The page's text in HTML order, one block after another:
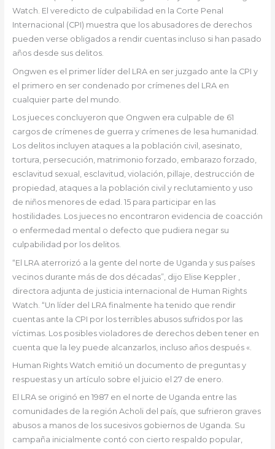
Watch. El veredicto de culpabilidad en la Corte Penal
Internacional (CPI) muestra que los abusadores de derechos
pueden verse obligados a rendir cuentas incluso si han pasado
años desde sus delitos.
Ongwen es el primer líder del LRA en ser juzgado ante la CPI y
el primero en ser condenado por crímenes del LRA en
cualquier parte del mundo.
Los jueces concluyeron que Ongwen era culpable de 61
cargos de crímenes de guerra y crímenes de lesa humanidad.
Los delitos incluyen ataques a la población civil, asesinato,
tortura, persecución, matrimonio forzado, embarazo forzado,
esclavitud sexual, esclavitud, violación, pillaje, destrucción de
propiedad, ataques a la población civil y reclutamiento y uso
de niños menores de edad. 15 para participar en las
hostilidades. Los jueces no encontraron evidencia de coacción
o enfermedad mental o defecto que pudiera negar su
culpabilidad por los delitos.
“El LRA aterrorizó a la gente del norte de Uganda y sus países
vecinos durante más de dos décadas”, dijo Elise Keppler ,
directora adjunta de justicia internacional de Human Rights
Watch. “Un líder del LRA finalmente ha tenido que rendir
cuentas ante la CPI por los terribles abusos sufridos por las
víctimas. Los posibles violadores de derechos deben tener en
cuenta que la ley puede alcanzarlos, incluso años después «.
Human Rights Watch emitió un documento de preguntas y
respuestas y un artículo sobre el juicio el 27 de enero.
El LRA se originó en 1987 en el norte de Uganda entre las
comunidades de la región Acholi del país, que sufrieron graves
abusos a manos de los sucesivos gobiernos de Uganda. Su
campaña inicialmente contó con cierto respaldo popular,